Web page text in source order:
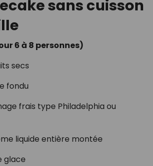
sans cuisson
6 à 8 personnes)
secs
fondu
frais type Philadelphia ou
liquide entière montée
glace